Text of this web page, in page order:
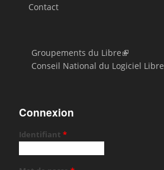
Contact
Groupements du Libre
Conseil National du Logiciel Libre
Connexion
Identifiant*